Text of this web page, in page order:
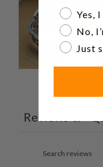
Reviews
Are you
Yes,
No,
Just